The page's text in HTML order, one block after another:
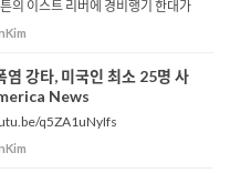
의 이스트 리버에 경비행기 한대가
의 날개가 수면과 부딪히며 중심을
지는 모습을 보이고 있습니다. 이...
염 강타, 미국인 최소 25명 사
News
q5ZA1uNyIfs